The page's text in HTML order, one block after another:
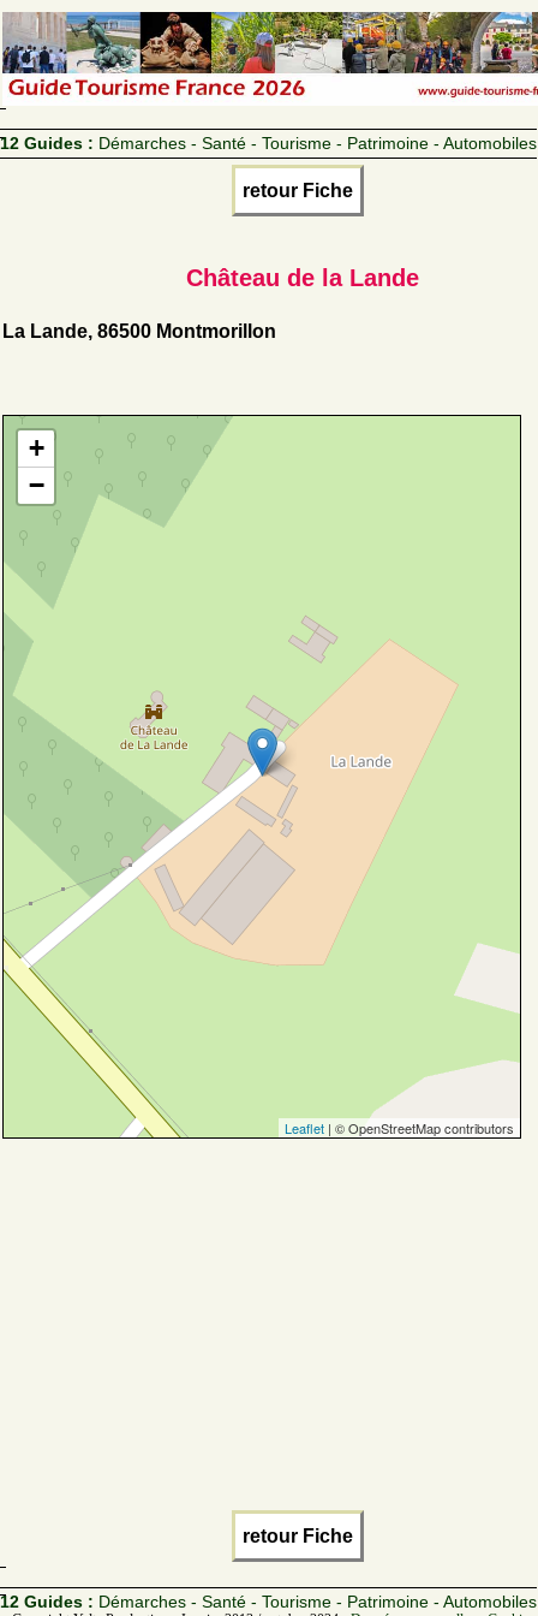
12 Guides : Démarches - Santé - Tourisme - Patrimoine - Automobiles
retour Fiche
Château de la Lande
La Lande, 86500 Montmorillon
+
−
Leaflet | © OpenStreetMap contributors
retour Fiche
12 Guides : Démarches - Santé - Tourisme - Patrimoine - Automobiles